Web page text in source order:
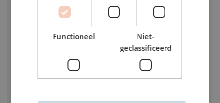
Functioneel
Niet-
geclassificeerd